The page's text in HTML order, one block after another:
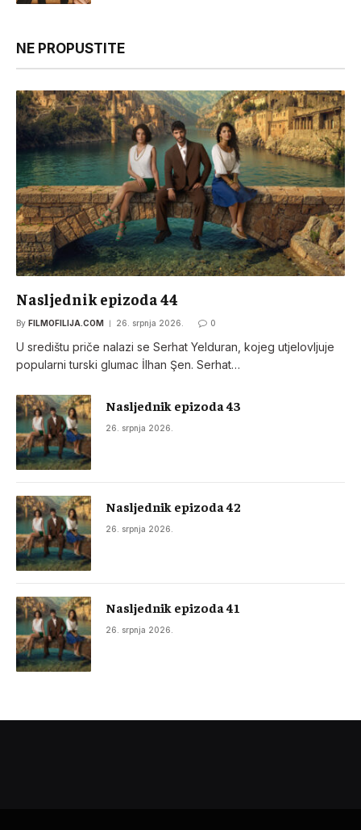
NE PROPUSTITE
Nasljednik epizoda 44
By FILMOFILIJA.COM 26. srpnja 2026. 0
U središtu priče nalazi se Serhat Yelduran, kojeg utjelovljuje
popularni turski glumac İlhan Şen. Serhat…
Nasljednik epizoda 43
26. srpnja 2026.
Nasljednik epizoda 42
26. srpnja 2026.
Nasljednik epizoda 41
26. srpnja 2026.